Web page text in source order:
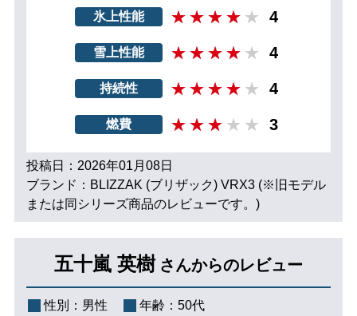
氷上性能 4
雪上性能 4
持続性 4
燃費 3
投稿日：2026年01月08日
ブランド：BLIZZAK (ブリザック) VRX3 (※旧モデル
または同シリーズ商品のレビューです。)
五十嵐 英樹 さんからのレビュー
性別： 男性 年齢： 50代